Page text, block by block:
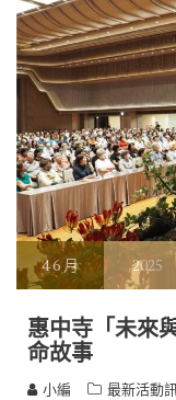
46 月 2025
惠中寺「未來
命故事
小編
最新活動